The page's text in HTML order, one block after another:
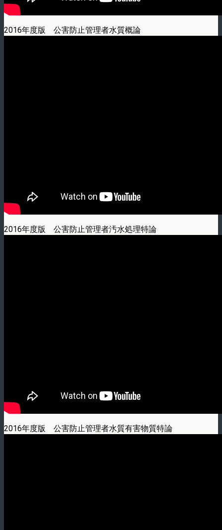
2016年度版 公害防止管理者水質概論
2016年度版 公害防止管理者汚水処理特論
2016年度版 公害防止管理者水質有害物質特論